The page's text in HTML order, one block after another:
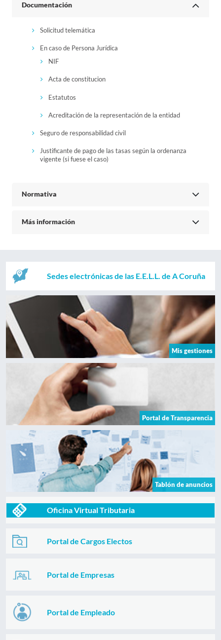
Documentación
Solicitud telemática
En caso de Persona Jurídica
NIF
Acta de constitucion
Estatutos
Acreditación de la representación de la entidad
Seguro de responsabilidad civil
Justificante de pago de las tasas según la ordenanza
vigente (si fuese el caso)
Normativa
Más información
Sedes electrónicas de las E.E.L.L. de A Coruña
Mis gestiones
Portal de Transparencia
Tablón de anuncios
Oficina Virtual Tributaria
Portal de Cargos Electos
Portal de Empresas
Portal de Empleado